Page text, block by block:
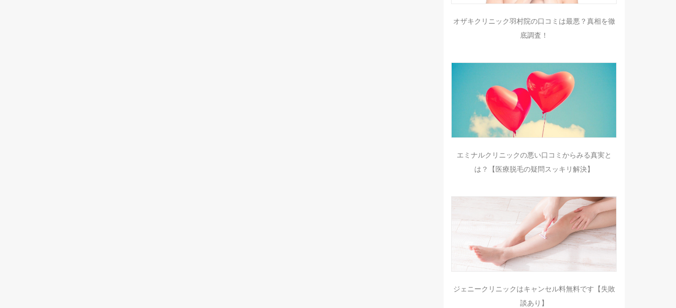
オザキクリニック羽村院の口コミは最悪？真相を徹
底調査！
エミナルクリニックの悪い口コミからみる真実と
は？【医療脱毛の疑問スッキリ解決】
ジェニークリニックはキャンセル料無料です【失敗
談あり】